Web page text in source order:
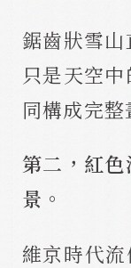
鋸齒狀雪
只是天空
同構成完整
第二，紅
景。
維京時代